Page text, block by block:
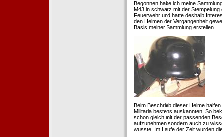
Begonnen habe ich meine
M43 in schwarz mit der Stempelung
Feuerwehr und hatte deshalb
den Helmen der Vergangenheit
Basis meiner Sammlung erstellen.
Beim Beschrieb dieser Helme
Militaria bestens auskannten. So
schon gleich mit der passenden
aufzunehmen sondern auch zu
wusste. Im Laufe der Zeit wurden